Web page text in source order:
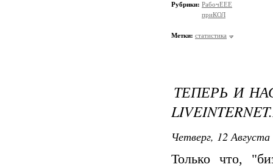
Рубрики: РабочЕЕЕ
приКОЛ
Метки: статистика
ТЕПЕРЬ И
Четверг, 12
Только что,